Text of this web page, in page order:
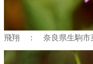
飛翔 ： 奈良県生駒